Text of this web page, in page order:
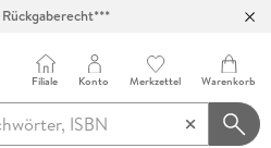
Rückgaberecht***
Filiale Konto Merkzettel Warenkorb